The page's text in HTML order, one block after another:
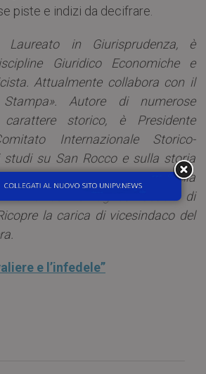
piste e indizi da decifrare.
Laureato in Giurisprudenza, è
Giuridico Economiche e
Attualmente collabora con il
Autore di numerose
storico, è Presidente
Internazionale Storico-
studi su San Rocco e sulla storia
del Comitato scientifico della
Domenico Romagnosi Scuola di
la carica di vicesindaco del
e l’infedele”